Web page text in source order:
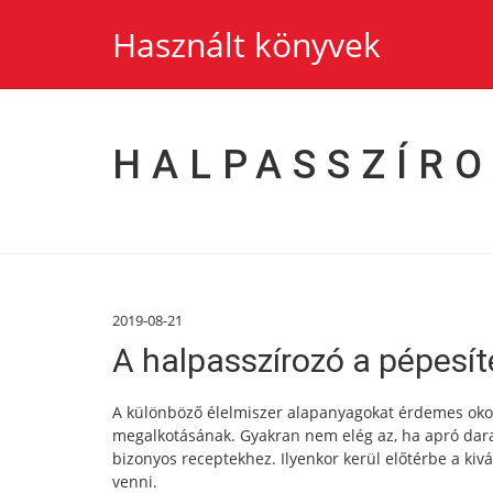
Használt könyvek
2019-08-21
A halpasszírozó a
A különböző élelmiszer alapanyagokat érdemes
megalkotásának. Gyakran nem elég az, ha apró
bizonyos receptekhez. Ilyenkor kerül előtérbe a
venni.